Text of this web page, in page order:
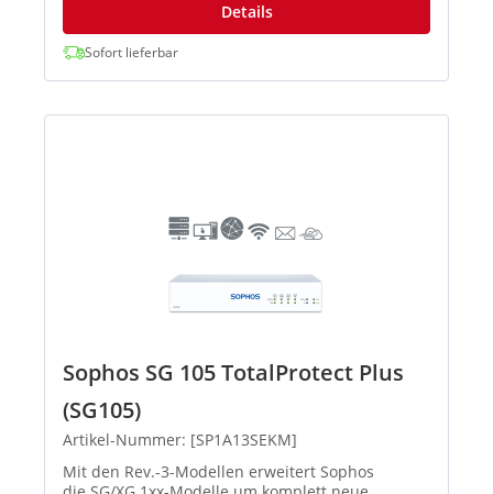
Details
Sofort lieferbar
Sophos SG 105 TotalProtect Plus
(SG105)
Artikel-Nummer: [SP1A13SEKM]
Mit den Rev.-3-Modellen erweitert Sophos